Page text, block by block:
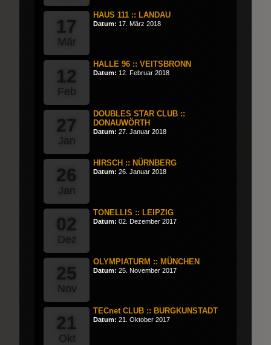
17
Mär
HAUS 111 :: LANDAU
Datum: 17. März 2018
12
Feb
HALLE 96 :: VEITSBRONN
Datum: 12. Februar 2018
27
Jan
DOUBLES STAR CLUB ::
DONAUWÖRTH
Datum: 27. Januar 2018
26
Jan
HIRSCH :: NÜRNBERG
Datum: 26. Januar 2018
02
Dez
TONELLIS :: LEIPZIG
Datum: 02. Dezember 2017
25
Nov
OLYMPIATURM :: MÜNCHEN
Datum: 25. November 2017
21
Okt
TECnet CLUB :: BURGKUNSTADT
Datum: 21. Oktober 2017